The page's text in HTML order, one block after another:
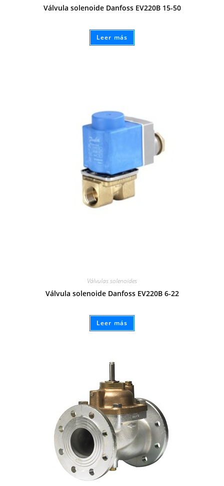
Válvula solenoide Danfoss EV220B 15-50
Leer más
Válvulas solenoides
Válvula solenoide Danfoss EV220B 6-22
Leer más